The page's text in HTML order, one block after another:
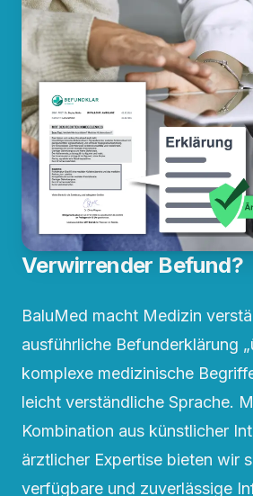
Verwirrender Befund?
BaluMed macht Medizin
ausführliche Befunderklärung
komplexe medizinische
leicht verständliche Sprache.
Kombination aus künstlicher
ärztlicher Expertise bieten wir
verfügbare und zuverlässige